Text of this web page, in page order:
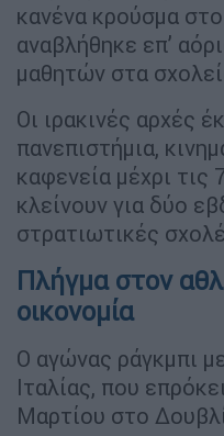
κανένα κρούσμα
αναβλήθηκε επ’
μαθητών στα
Οι ιρακινές αρχές
πανεπιστήμια,
καφενεία μέχρι
κλείνουν για δύο
στρατιωτικές
Πλήγμα στον
οικονομία
Ο αγώνας ράγκμπι
Ιταλίας, που
Μαρτίου στο